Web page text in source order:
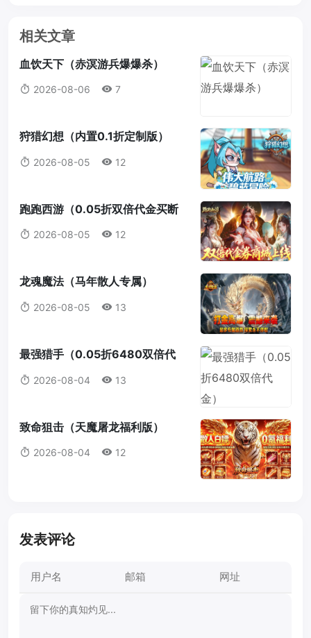
相关文章
血饮天下（赤溟游兵爆爆杀）
2026-08-06 7
狩猎幻想（内置0.1折定制版）
2026-08-05 12
跑跑西游（0.05折双倍代金买断
版）
2026-08-05 12
龙魂魔法（马年散人专属）
2026-08-05 13
最强猎手（0.05折6480双倍代
金）
2026-08-04 13
致命狙击（天魔屠龙福利版）
2026-08-04 12
发表评论